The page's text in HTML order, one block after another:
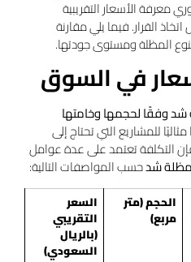
معرفة الأسعار التقريبية
القرار. فيما يلي مقارنة
المظلة ومستوى جودتها.
في السوق
وفقًا لحجمها وخامتها
مثاليًا للمشاريع التي تحتاج إلى
التكلفة تعتمد على عدة عوامل
مظلة شدحسب المواصفات التالية:
الحجم (متر
مربع)
السعر
التقريبي
(بالريال
السعودي)